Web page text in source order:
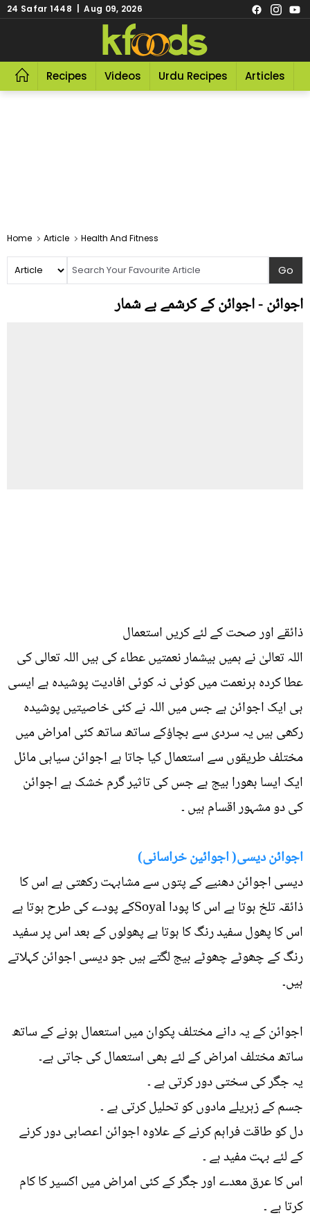
24 Safar 1448 | Aug 09, 2026
Recipes Videos Urdu Recipes Articles
Home Article Health And Fitness
اجوائن - اجوائن کے کرشمے بے شمار
ذائقے اور صحت کے لئے کریں استعمال
اللہ تعالیٰ نے ہمیں بیشمار نعمتیں عطاء کی ہیں اللہ تعالی کی
عطا کردہ ہرنعمت میں کوئی نہ کوئی افادیت پوشیدہ ہے ایسی
ہی ایک اجوائن ہے جس میں اللہ نے کئی خاصیتیں پوشیدہ
رکھی ہیں یہ سردی سے بچاؤکے ساتھ ساتھ کئی امراض میں
مختلف طریقوں سے استعمال کیا جاتا ہے اجوائن سیاہی مائل
ایک ایسا بھورا بیج ہے جس کی تاثیر گرم خشک ہے اجوائن
کی دو مشہور اقسام ہیں ۔
اجوائن دیسی( اجوائین خراسانی)
دیسی اجوائن دھنیے کے پتوں سے مشابہت رکھتی ہے اس کا
ذائقہ تلخ ہوتا ہے اس کا پودا Soyalکے پودے کی طرح ہوتا ہے
اس کا پھول سفید رنگ کا ہوتا ہے پھولوں کے بعد اس پر سفید
رنگ کے چھوٹے چھوٹے بیج لگتے ہیں جو دیسی اجوائن کہلاتے
ہیں۔
اجوائن کے یہ دانے مختلف پکوان میں استعمال ہونے کے ساتھ
ساتھ مختلف امراض کے لئے بھی استعمال کی جاتی ہے۔
یہ جگر کی سختی دور کرتی ہے ۔
جسم کے زہریلے مادوں کو تحلیل کرتی ہے ۔
دل کو طاقت فراہم کرنے کے علاوہ اجوائن اعصابی دور کرنے
کے لئے بہت مفید ہے ۔
اس کا عرق معدے اور جگر کے کئی امراض میں اکسیر کا کام
کرتا ہے ۔